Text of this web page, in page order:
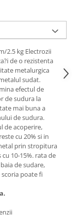
2.5 kg Electrozii
de o rezistenta
metalurgica
sudat.
efectul de
de sudura la
mai buna a
de sudura.
de acoperire,
cu 20% si in
prin stropitura
10-15%. rata de
de sudare,
poate fi